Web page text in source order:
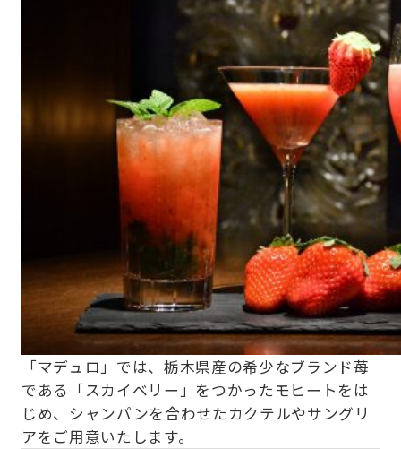
「マデュロ」では、栃木県産の希少なブランド苺
である「スカイベリー」をつかったモヒートをは
じめ、シャンパンを合わせたカクテルやサングリ
アをご用意いたします。